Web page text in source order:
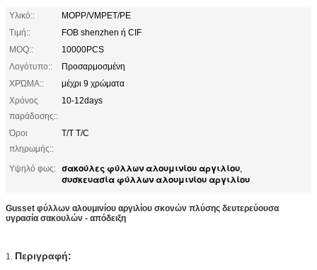
Υλικό::
MOPP/VMPET/PE
Τιμή::
FOB shenzhen ή CIF
MOQ::
10000PCS
Λογότυπο::
Προσαρμοσμένη
ΧΡΏΜΑ::
μέχρι 9 χρώματα
Χρόνος
παράδοσης::
10-12days
Όροι
πληρωμής::
T/T T/C
Υψηλό φως: σακούλες φύλλων αλουμινίου αργιλίου,
συσκευασία φύλλων αλουμινίου αργιλίου
Gusset φύλλων αλουμινίου αργιλίου σκονών πλύσης δευτερεύουσα
υγρασία σακουλών - απόδειξη
1. Περιγραφή: